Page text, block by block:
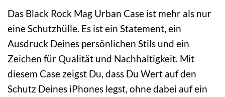
Das Black Rock Mag Urban Case ist mehr als nur
eine Schutzhülle. Es ist ein Statement, ein
Ausdruck Deines persönlichen Stils und ein
Zeichen für Qualität und Nachhaltigkeit. Mit
diesem Case zeigst Du, dass Du Wert auf den
Schutz Deines iPhones legst, ohne dabei auf ein